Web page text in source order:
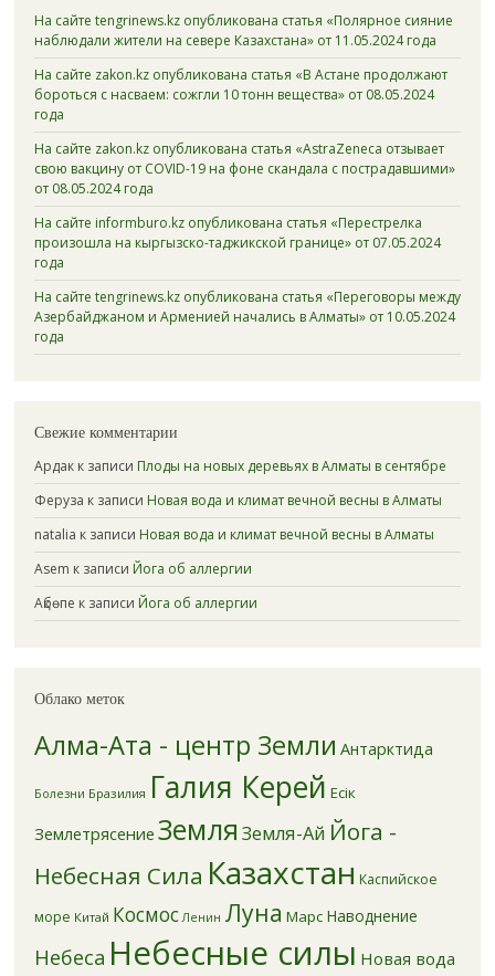
На сайте tengrinews.kz опубликована статья «Полярное сияние
наблюдали жители на севере Казахстана» от 11.05.2024 года
На сайте zakon.kz опубликована статья «В Астане продолжают
бороться с насваем: сожгли 10 тонн вещества» от 08.05.2024
года
На сайте zakon.kz опубликована статья «AstraZeneca отзывает
свою вакцину от COVID-19 на фоне скандала с пострадавшими»
от 08.05.2024 года
На сайте informburo.kz опубликована статья «Перестрелка
произошла на кыргызско-таджикской границе» от 07.05.2024
года
На сайте tengrinews.kz опубликована статья «Переговоры между
Азербайджаном и Арменией начались в Алматы» от 10.05.2024
года
Свежие комментарии
Ардакк записи Плоды на новых деревьях в Алматы в сентябре
Феруза к записи Новая вода и климат вечной весны в Алматы
natalia к записи Новая вода и климат вечной весны в Алматы
Asem к записи Йога об аллергии
Ақбөпе к записи Йога об аллергии
Облако меток
Алма-Ата - центр Земли Антарктида
Болезни Бразилия Галия Керей Есік
Землетрясение Земля Земля-Ай Йога -
Небесная Сила Казахстан Каспийское
море Китай Космос Ленин Луна Марс Наводнение
Небеса Небесные силы Новая вода